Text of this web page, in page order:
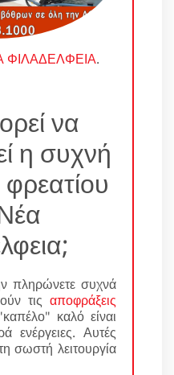
ΦΙΛΑΔΕΛΦΕΙΑ.
να
η συχνή
πληρώνετε συχνά
τις αποφράξεις
καλό είναι
ενέργειες. Αυτές
σωστή λειτουργία